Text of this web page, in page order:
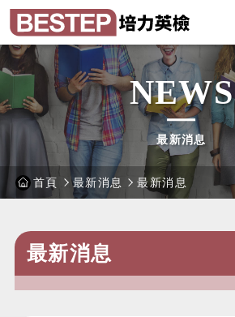
容
區
力
語
能
力
檢
定
測
驗
NEWS
最新消息
首頁 最新消息 最新消息
最新消息